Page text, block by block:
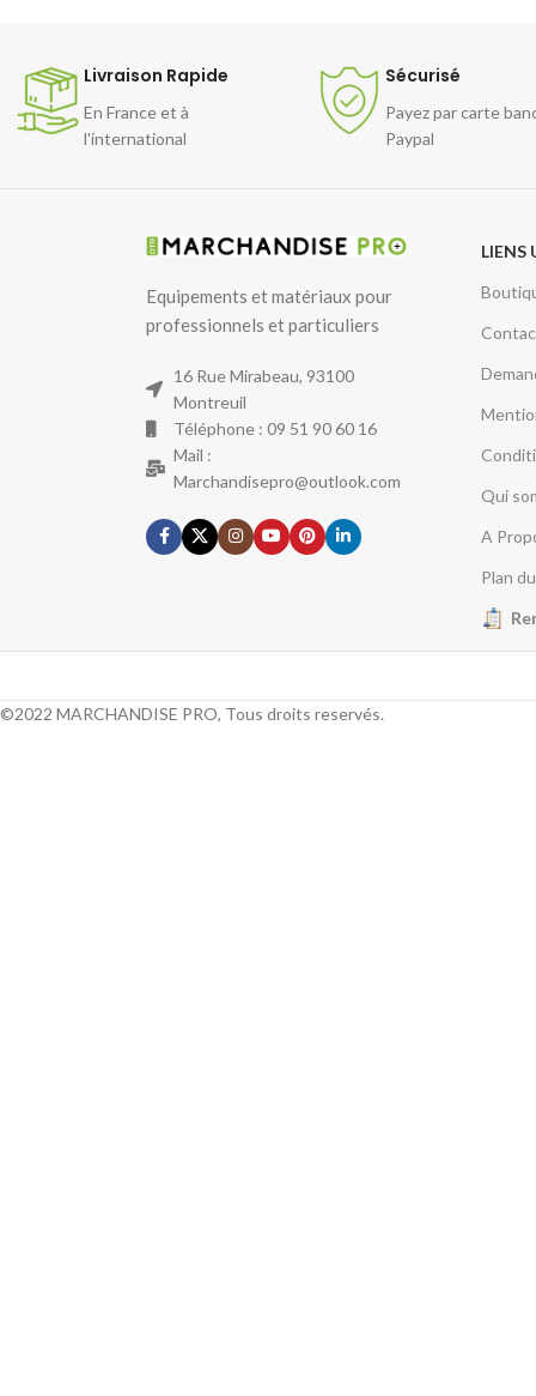
Livraison
France.
Livraison Rapide
En France et à
l'international
Sécurisé
Payez par carte
Paypal
Equipements et matériaux pour
professionnels et particuliers
16 Rue Mirabeau, 93100
Montreuil
Téléphone : 09 51 90 60 16
Mail :
Marchandisepro@outlook.com
LIENS
Qui
A
Plan
©2022 MARCHANDISE PRO, Tous droits reservés.